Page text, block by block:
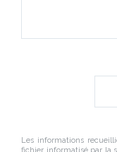
Les informations